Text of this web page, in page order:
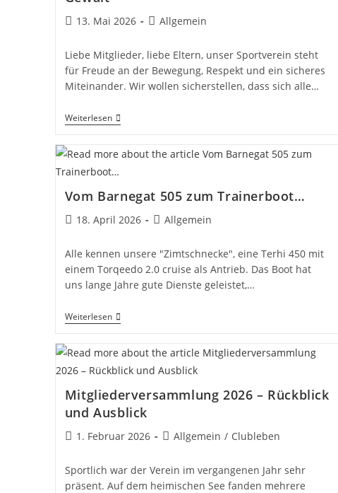
Beitrag
13. Mai 2026
Beitrags-
Allgemein
Liebe Mitglieder, liebe Eltern, unser Sportverein steht
für Freude an der Bewegung, Respekt und ein sicheres
Miteinander. Wir wollen sicherstellen, dass sich alle…
WeiterlesenAnsprechperson
Zum
Vor
Und
Gewalt
Vom Barnegat 505 zum Trainerboot…
Beitrag
18. April 2026
Beitrags-
Allgemein
Alle kennen unsere "Zimtschnecke", eine Terhi 450 mit
einem Torqeedo 2.0 cruise als Antrieb. Das Boot hat
uns lange Jahre gute Dienste geleistet,…
WeiterlesenVom
Barnegat
Zum
Mitgliederversammlung 2026 – Rückblick
und Ausblick
Beitrag
1. Februar 2026
Beitrags-
Allgemein / Clubleben
Sportlich war der Verein im vergangenen Jahr sehr
präsent. Auf dem heimischen See fanden mehrere